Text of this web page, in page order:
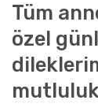
Tüm
özel